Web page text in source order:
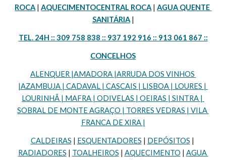
ROCA | AQUECIMENTOCENTRAL ROCA | AGUA QUENTE
SANITÁRIA |
TEL. 24H :: 309 758 838 :: 937 192 916 :: 913 061 867 ::
CONCELHOS
ALENQUER |AMADORA |ARRUDA DOS VINHOS
|AZAMBUJA | CADAVAL | CASCAIS | LISBOA | LOURES |
LOURINHÃ | MAFRA | ODIVELAS | OEIRAS | SINTRA |
SOBRAL DE MONTE AGRAÇO | TORRES VEDRAS | VILA
FRANCA DE XIRA |
CALDEIRAS | ESQUENTADORES | DEPÓSITOS
RADIADORES | TOALHEIROS | AQUECIMENTO | AGUA